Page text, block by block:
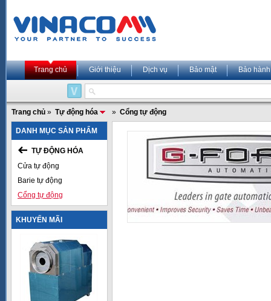
Trang chủ Giới thiệu Dịch vụ Bảo mật Bảo hành
Trang chủ » Tự động hóa » Cổng tự động
DANH MỤC SẢN PHẨM
TỰ ĐỘNG HÓA
Cửa tự động
Barie tự động
Cổng tự động
KHUYẾN MÃI